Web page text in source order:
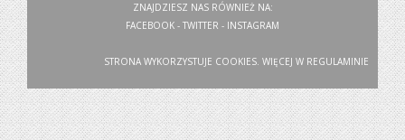
ZNAJDZIESZ NAS RÓWNIEŻ NA:
FACEBOOK - TWITTER - INSTAGRAM
STRONA WYKORZYSTUJE COOKIES. WIĘCEJ W REGULAMINIE